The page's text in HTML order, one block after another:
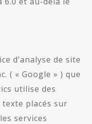
d’analyse de site
( « Google » ) que
utilise des
placés sur
services